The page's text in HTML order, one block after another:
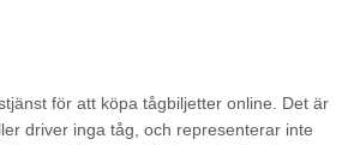
för att köpa tågbiljetter online. Det är
driver inga tåg, och representerar inte